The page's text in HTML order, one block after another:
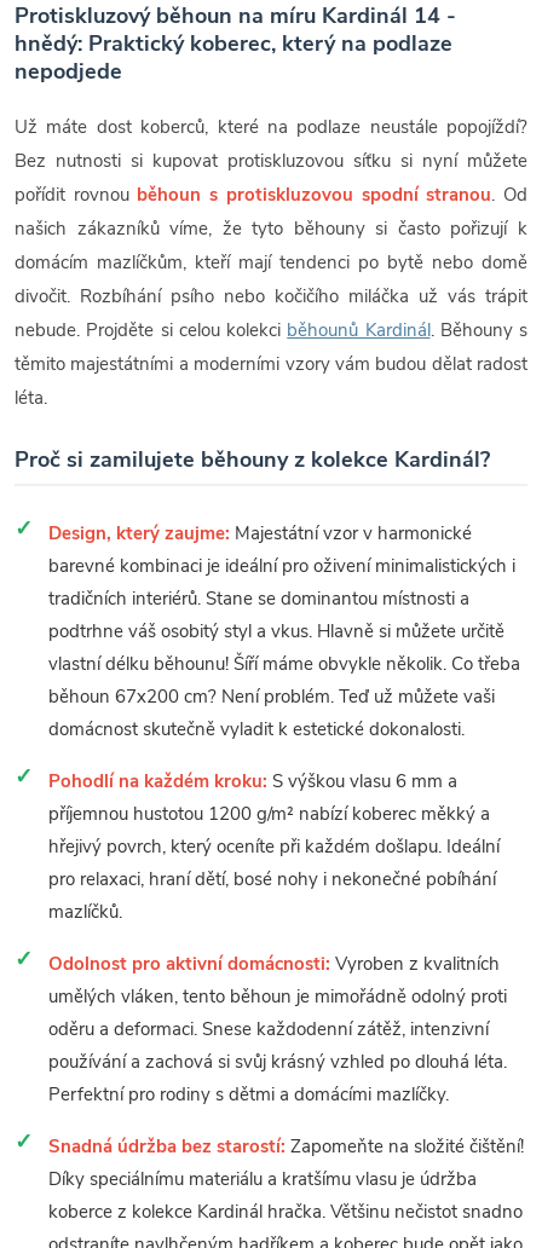
Protiskluzový běhoun na míru Kardinál 14 -
hnědý: Praktický koberec, který na podlaze
nepodjede
Už máte dost koberců, které na podlaze neustále popojíždí?
Bez nutnosti si kupovat protiskluzovou síťku si nyní můžete
pořídit rovnou běhoun s protiskluzovou spodní stranou. Od
našich zákazníků víme, že tyto běhouny si často pořizují k
domácím mazlíčkům, kteří mají tendenci po bytě nebo domě
divočit. Rozbíhání psího nebo kočičího miláčka už vás trápit
nebude. Projděte si celou kolekci běhounů Kardinál. Běhouny s
těmito majestátními a moderními vzory vám budou dělat radost
léta.
Proč si zamilujete běhouny z kolekce Kardinál?
Design, který zaujme: Majestátní vzor v harmonické
barevné kombinaci je ideální pro oživení minimalistických i
tradičních interiérů. Stane se dominantou místnosti a
podtrhne váš osobitý styl a vkus. Hlavně si můžete určitě
vlastní délku běhounu! Šíří máme obvykle několik. Co třeba
běhoun 67x200 cm? Není problém. Teď už můžete vaši
domácnost skutečně vyladit k estetické dokonalosti.
Pohodlí na každém kroku: S výškou vlasu 6 mm a
příjemnou hustotou 1200 g/m² nabízí koberec měkký a
hřejivý povrch, který oceníte při každém došlapu. Ideální
pro relaxaci, hraní dětí, bosé nohy i nekonečné pobíhání
mazlíčků.
Odolnost pro aktivní domácnosti: Vyroben z kvalitních
umělých vláken, tento běhoun je mimořádně odolný proti
oděru a deformaci. Snese každodenní zátěž, intenzivní
používání a zachová si svůj krásný vzhled po dlouhá léta.
Perfektní pro rodiny s dětmi a domácími mazlíčky.
Snadná údržba bez starostí: Zapomeňte na složité čištění!
Díky speciálnímu materiálu a kratšímu vlasu je údržba
koberce z kolekce Kardinál hračka. Většinu nečistot snadno